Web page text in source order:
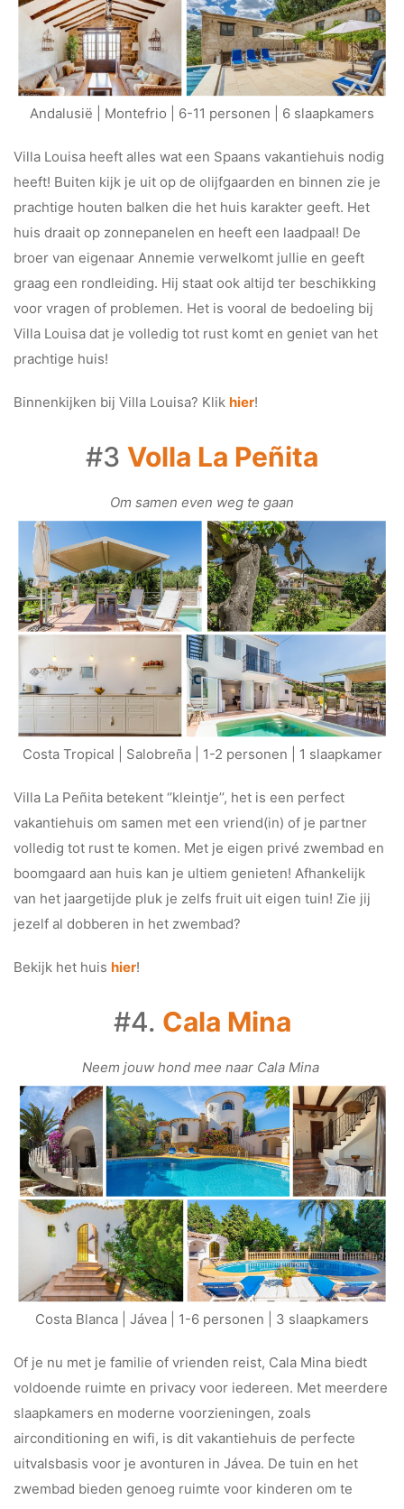
Andalusië | Montefrio | 6-11 personen | 6 slaapkamers
Villa Louisa heeft alles wat een Spaans vakantiehuis nodig
heeft! Buiten kijk je uit op de olijfgaarden en binnen zie je
prachtige houten balken die het huis karakter geeft. Het
huis draait op zonnepanelen en heeft een laadpaal! De
broer van eigenaar Annemie verwelkomt jullie en geeft
graag een rondleiding. Hij staat ook altijd ter beschikking
voor vragen of problemen. Het is vooral de bedoeling bij
Villa Louisa dat je volledig tot rust komt en geniet van het
prachtige huis!
Binnenkijken bij Villa Louisa? Klik hier!
#3 Volla La Peñita
Om samen even weg te gaan
Costa Tropical | Salobreña | 1-2 personen | 1 slaapkamer
Villa La Peñita betekent ‘’kleintje’’, het is een perfect
vakantiehuis om samen met een vriend(in) of je partner
volledig tot rust te komen. Met je eigen privé zwembad en
boomgaard aan huis kan je ultiem genieten! Afhankelijk
van het jaargetijde pluk je zelfs fruit uit eigen tuin! Zie jij
jezelf al dobberen in het zwembad?
Bekijk het huis hier!
#4. Cala Mina
Neem jouw hond mee naar Cala Mina
Costa Blanca | Jávea | 1-6 personen | 3 slaapkamers
Of je nu met je familie of vrienden reist, Cala Mina biedt
voldoende ruimte en privacy voor iedereen. Met meerdere
slaapkamers en moderne voorzieningen, zoals
airconditioning en wifi, is dit vakantiehuis de perfecte
uitvalsbasis voor je avonturen in Jávea. De tuin en het
zwembad bieden genoeg ruimte voor kinderen om te